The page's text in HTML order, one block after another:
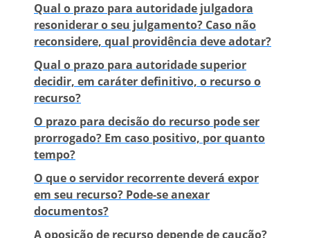
Qual o prazo para autoridade julgadora
resoniderar o seu julgamento? Caso não
reconsidere, qual providência deve adotar?
Qual o prazo para autoridade superior
decidir, em caráter definitivo, o recurso o
recurso?
O prazo para decisão do recurso pode ser
prorrogado? Em caso positivo, por quanto
tempo?
O que o servidor recorrente deverá expor
em seu recurso? Pode-se anexar
documentos?
A oposição de recurso depende de caução?